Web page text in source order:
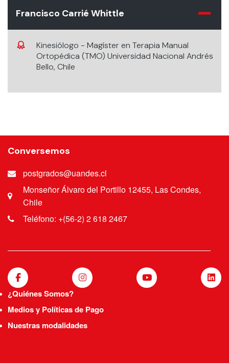
Francisco Carrié Whittle
Kinesiólogo - Magíster en Terapia Manual
Ortopédica (TMO) Universidad Nacional Andrés
Bello, Chile
Conversemos
postgrados@uandes.cl
Monseñor Álvaro del Portillo 12455, Las Condes,
Chile
Teléfono: +(56-2) 2 618 2467
¿Quiénes Somos?
Medios y Políticas de Pago
Nuestras modalidades